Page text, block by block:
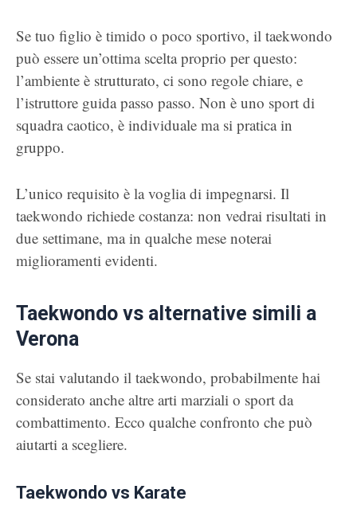
Se tuo figlio è timido o poco sportivo, il taekwondo
può essere un’ottima scelta proprio per questo:
l’ambiente è strutturato, ci sono regole chiare, e
l’istruttore guida passo passo. Non è uno sport di
squadra caotico, è individuale ma si pratica in
gruppo.
L’unico requisito è la voglia di impegnarsi. Il
taekwondo richiede costanza: non vedrai risultati in
due settimane, ma in qualche mese noterai
miglioramenti evidenti.
Taekwondo vs alternative simili a
Verona
Se stai valutando il taekwondo, probabilmente hai
considerato anche altre arti marziali o sport da
combattimento. Ecco qualche confronto che può
aiutarti a scegliere.
Taekwondo vs Karate